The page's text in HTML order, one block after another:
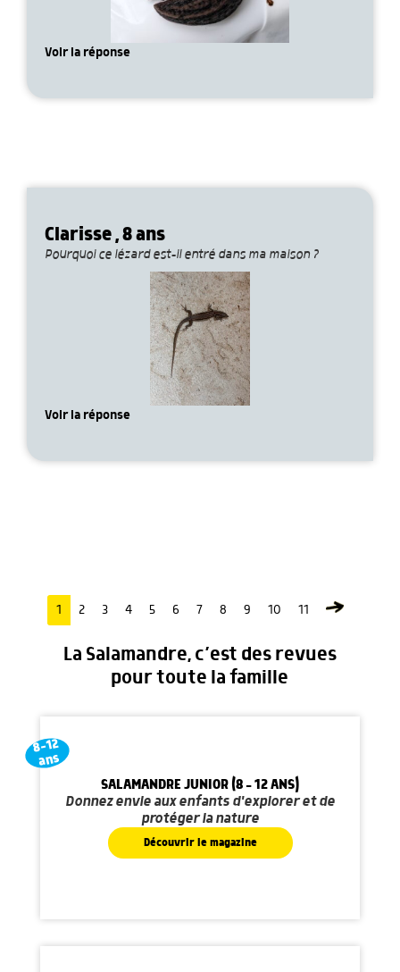
Voir la réponse
Clarisse , 8 ans
Pourquoi ce lézard est-il entré dans ma maison ?
Voir la réponse
1 2 3 4 5 6 7 8 9 10 11
La Salamandre, c’est des revues
pour toute la famille
8-12
ans
SALAMANDRE JUNIOR (8 - 12 ANS)
Donnez envie aux enfants d'explorer et de
protéger la nature
Découvrir le magazine